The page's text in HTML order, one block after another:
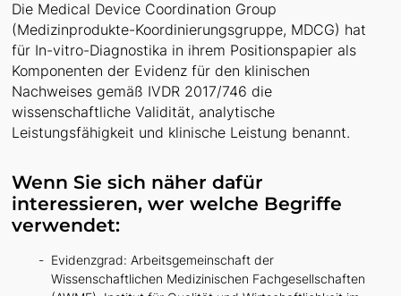
Die Medical Device Coordination Group
(Medizinprodukte-Koordinierungsgruppe, MDCG) hat
für In-vitro-Diagnostika in ihrem Positionspapier als
Komponenten der Evidenz für den klinischen
Nachweises gemäß IVDR 2017/746 die
wissenschaftliche Validität, analytische
Leistungsfähigkeit und klinische Leistung benannt.
Wenn Sie sich näher dafür
interessieren, wer welche Begriffe
verwendet:
Evidenzgrad: Arbeitsgemeinschaft der
Wissenschaftlichen Medizinischen Fachgesellschaften